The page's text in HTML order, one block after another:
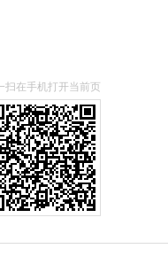
扫在手机打开当前页